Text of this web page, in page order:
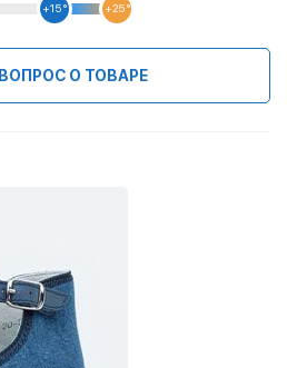
+15 ° +25 °
О ТОВАРЕ